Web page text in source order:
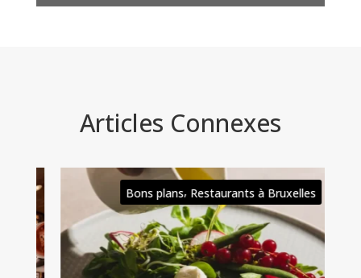
Articles Connexes
Bons plans,Restaurants à Bruxelles